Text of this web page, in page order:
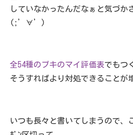
していなかったんだなぁと気づか
(;’∀’)
全54種のブキのマイ評価表でもつ
そうすればより対処できることが
いつも長々と書いてしまうので、